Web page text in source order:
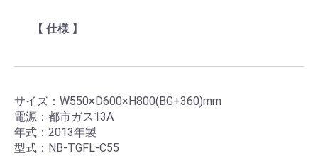
【 仕様 】
サイズ：W550×D600×H800(BG+360)mm
電源：都市ガス13A
年式：2013年製
型式：NB-TGFL-C55